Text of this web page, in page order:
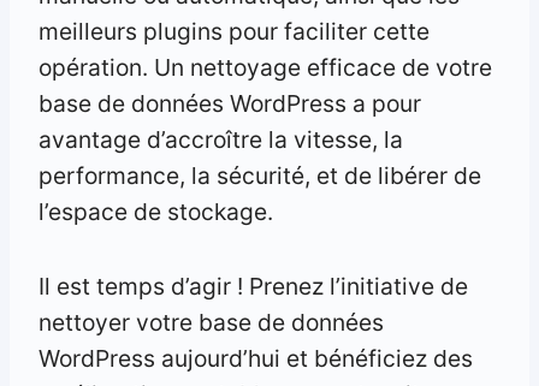
meilleurs plugins pour faciliter cette
opération. Un nettoyage efficace de votre
base de données WordPress a pour
avantage d’accroître la vitesse, la
performance, la sécurité, et de libérer de
l’espace de stockage.
Il est temps d’agir ! Prenez l’initiative de
nettoyer votre base de données
WordPress aujourd’hui et bénéficiez des